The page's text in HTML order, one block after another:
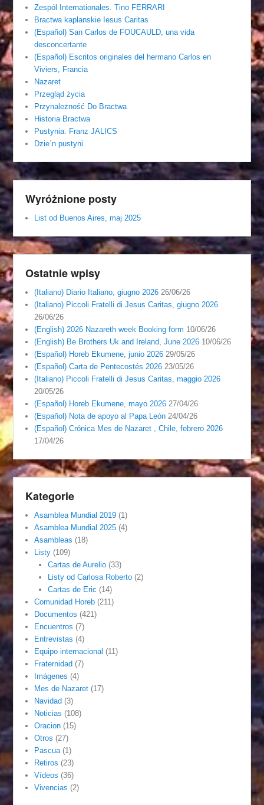
Zespól Internationales. Tino FERRARI
Bractwa kaplanskie Iesus Caritas
(Español) San Carlos de FOUCAULD, una vida
desconcertante
(Español) Escritos originales del hermano Carlos en
Viviers, Francia
Nazaret
Przegląd życia
Przynależność Do Bractwa
Historia Bractwa
Pustynia. Franz JALICS
Dzie´n pustyni
Wyróżnione posty
List od Buenos Aires, maj 2025
Ostatnie wpisy
(Italiano) Diario Italiano, giugno 2026 26/06/26
(Italiano) Piccoli Fratelli di Jesus Caritas, giugno 2026
26/06/26
(English) 2026 Nazareth week Booking form 10/06/26
(English) Be Brothers Uk and Ireland, June 2026 10/06/26
(Español) Horeb Ekumene, junio 2026 29/05/26
(Español) Carta de Pentecostés 2026 23/05/26
(Italiano) Piccoli Fratelli di Jesus Caritas, maggio 2026
20/05/26
(Español) Horeb Ekumene, mayo 2026 27/04/26
(Español) Nota de apoyo al Papa León 24/04/26
(Español) Crónica Mes de Nazaret , Chile, febrero 2026
17/04/26
Kategorie
Asamblea Mundial 2019 (1)
Asamblea Mundial 2025 (4)
Asambleas (18)
Listy (109)
Cartas de Aurelio(33)
Listy od Carlosa Roberto(2)
Cartas de Eric (14)
Comunidad Horeb (211)
Documentos (421)
Encuentros (7)
Entrevistas (4)
Equipo internacional (11)
Fraternidad (7)
Imágenes (4)
Mes de Nazaret (17)
Navidad (3)
Noticias (108)
Oracion (15)
Otros (27)
Pascua (1)
Retiros (23)
Vídeos (36)
Vivencias (2)